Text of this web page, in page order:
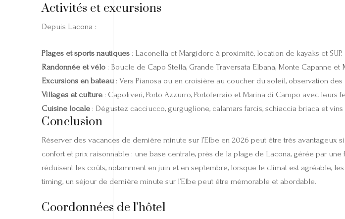
Activités et excursions
Depuis Lacona :
Plages et sports nautiques : Laconella et Margidore à proximité, location de kayaks et SUP.
Randonnée et vélo : Boucle de Capo Stella, Grande Traversata Elbana, Monte Capanne et
Excursions en bateau : Vers Pianosa ou en croisière au coucher du soleil, observation des
Villages et culture : Capoliveri, Porto Azzurro, Portoferraio et Marina di Campo avec leurs
Cuisine locale : Dégustez cacciucco, gurguglione, calamars farcis, schiaccia briaca et vins
Conclusion
Réserver des vacances de dernière minute sur l’Elbe en 2026 peut être très avantageux
confort et prix raisonnable : une base centrale, près de la plage de Lacona, gérée par
réduisent les coûts, notamment en juin et en septembre, lorsque le climat est agréable,
timing, un séjour de dernière minute sur l’Elbe peut être mémorable et abordable.
Coordonnées de l’hôtel